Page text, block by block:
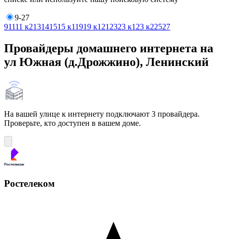
9-27
91111 к213141515 к11919 к1 21 2323 к1 23 к22527
Провайдеры домашнего интернета на
ул Южная (д.Дрожжино), Ленинский
На вашей улице к интернету подключают 3 провайдера.
Проверьте, кто доступен в вашем доме.
Ростелеком